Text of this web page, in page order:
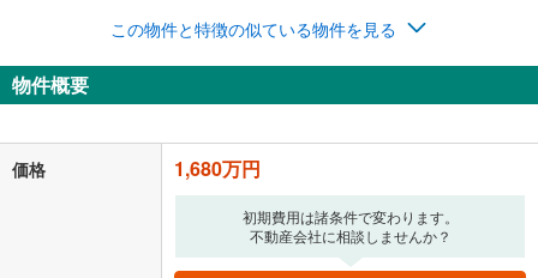
この物件と特徴の似ている物件を見る
物件概要
価格 1,680万円
初期費用は諸条件で変わります。
不動産会社に相談しませんか？